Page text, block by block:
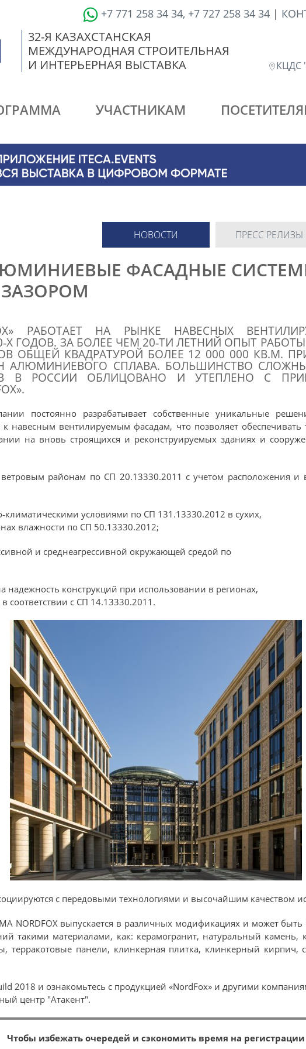
+7 771 258 34 34, +7 727 258 34 34 |
32-Я КАЗАХСТАНСКАЯ
МЕЖДУНАРОДНАЯ СТРОИТЕЛЬНАЯ
И ИНТЕРЬЕРНАЯ ВЫСТАВКА
КЦДС
УЧАСТНИКАМ
НОВОСТИ ПРЕСС РЕЛИЗЫ
ФАСАДНЫЕ СИСТЕМЫ
РАБОТАЕТ НА РЫНКЕ НАВЕСНЫХ
ГОДОВ. ЗА БОЛЕЕ ЧЕМ 20‐ТИ ЛЕТНИЙ ОПЫТ
ОБЩЕЙ КВАДРАТУРОЙ БОЛЕЕ 12 000 000 КВ.М.
АЛЮМИНИЕВОГО СПЛАВА. БОЛЬШИНСТВО
В РОССИИ ОБЛИЦОВАНО И УТЕПЛЕНО С
постоянно разрабатывает собственные уникальные
навесным вентилируемым фасадам, что позволяет
на вновь строящихся и реконструируемых зданиях и
районам по СП 20.13330.2011 с учетом расположения
условиями по СП 131.13330.2012 в сухих,
влажности по СП 50.13330.2012;
и среднеагрессивной окружающей средой по
надежность конструкций при использовании в регионах,
соответствии с СП 14.13330.2011.
с передовыми технологиями и высочайшим качеством
выпускается в различных модификациях и может быть
такими материалами, как: керамогранит, натуральный камень,
терракотовые панели, клинкерная плитка, клинкерный кирпич,
2018 и ознакомьтесь с продукцией «NordFox» и другими
центр "Атакент".
Чтобы избежать очередей и сэкономить время на регистрации